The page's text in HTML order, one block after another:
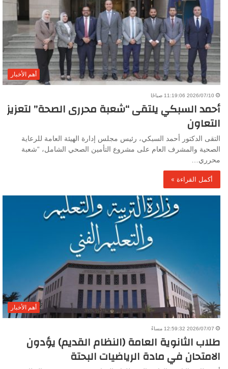
أهم الأخبار
2026/07/10 11:19:06 صباحًا
أحمد السبكي يلتقى “شعبة محررى الصحة” لتعزيز
التعاون
التقى الدكتور أحمد السبكي، رئيس مجلس إدارة الهيئة العامة للرعاية
الصحية والمشرف العام على مشروع التأمين الصحي الشامل، “شعبة
محرري…
أكمل القراءة »
أهم الأخبار
2026/07/07 12:59:32 مساءً
طلاب الثانوية العامة (النظام القديم) يؤدون
الامتحان في مادة الرياضيات البحتة